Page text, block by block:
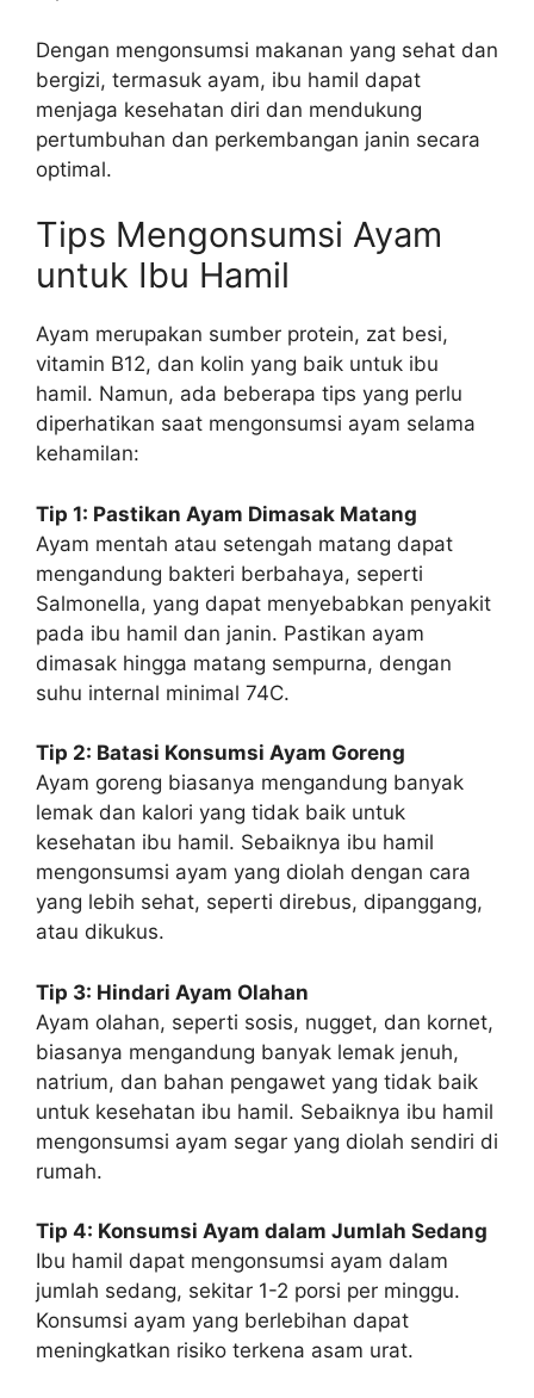
Dengan mengonsumsi makanan yang sehat dan
bergizi, termasuk ayam, ibu hamil dapat
menjaga kesehatan diri dan mendukung
pertumbuhan dan perkembangan janin secara
optimal.
Tips Mengonsumsi Ayam
untuk Ibu Hamil
Ayam merupakan sumber protein, zat besi,
vitamin B12, dan kolin yang baik untuk ibu
hamil. Namun, ada beberapa tips yang perlu
diperhatikan saat mengonsumsi ayam selama
kehamilan:
Tip 1: Pastikan Ayam Dimasak Matang
Ayam mentah atau setengah matang dapat
mengandung bakteri berbahaya, seperti
Salmonella, yang dapat menyebabkan penyakit
pada ibu hamil dan janin. Pastikan ayam
dimasak hingga matang sempurna, dengan
suhu internal minimal 74C.
Tip 2: Batasi Konsumsi Ayam Goreng
Ayam goreng biasanya mengandung banyak
lemak dan kalori yang tidak baik untuk
kesehatan ibu hamil. Sebaiknya ibu hamil
mengonsumsi ayam yang diolah dengan cara
yang lebih sehat, seperti direbus, dipanggang,
atau dikukus.
Tip 3: Hindari Ayam Olahan
Ayam olahan, seperti sosis, nugget, dan kornet,
biasanya mengandung banyak lemak jenuh,
natrium, dan bahan pengawet yang tidak baik
untuk kesehatan ibu hamil. Sebaiknya ibu hamil
mengonsumsi ayam segar yang diolah sendiri di
rumah.
Tip 4: Konsumsi Ayam dalam Jumlah Sedang
Ibu hamil dapat mengonsumsi ayam dalam
jumlah sedang, sekitar 1-2 porsi per minggu.
Konsumsi ayam yang berlebihan dapat
meningkatkan risiko terkena asam urat.